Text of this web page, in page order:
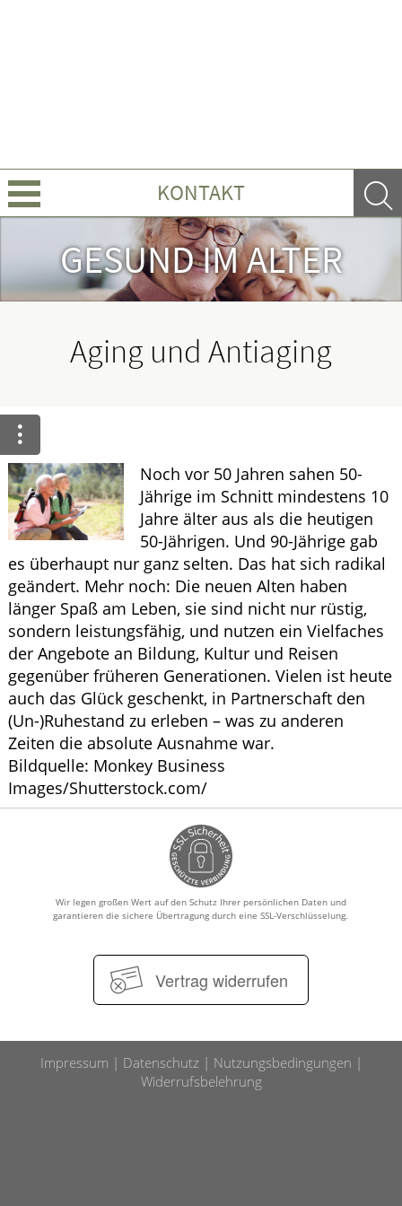
KONTAKT
Über uns
Leistungen
ELTERN UND KIND
GESUND IM ALTER
GESUND IM ALTER
Aging und Antiaging
Noch vor 50 Jahren sahen 50-
Jährige im Schnitt mindestens 10
Jahre älter aus als die heutigen
50-Jährigen. Und 90-Jährige gab
es überhaupt nur ganz selten. Das hat sich radikal
geändert. Mehr noch: Die neuen Alten haben
länger Spaß am Leben, sie sind nicht nur rüstig,
sondern leistungsfähig, und nutzen ein Vielfaches
der Angebote an Bildung, Kultur und Reisen
gegenüber früheren Generationen. Vielen ist heute
auch das Glück geschenkt, in Partnerschaft den
(Un-)Ruhestand zu erleben – was zu anderen
Zeiten die absolute Ausnahme war.
Bildquelle: Monkey Business
Images/Shutterstock.com/
Wir legen großen Wert auf den Schutz Ihrer persönlichen Daten und
garantieren die sichere Übertragung durch eine SSL-Verschlüsselung.
Vertrag widerrufen
Impressum Datenschutz
Nutzungsbedingungen
Widerrufsbelehrung